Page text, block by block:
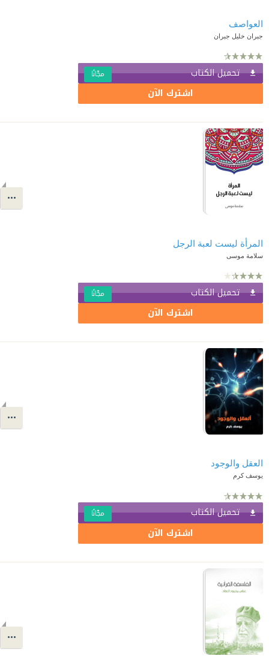
العواصف
جبران خليل جبران
تحميل الكتاب مجّانًا
اشترك الآن
المرأة ليست لعبة الرجل
سلامة موسى
تحميل الكتاب مجّانًا
اشترك الآن
العقل والوجود
يوسف كرم
تحميل الكتاب مجّانًا
اشترك الآن